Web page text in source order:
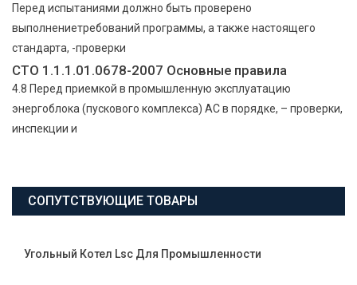
Перед испытаниями должно быть проверено
выполнениетребований программы, а также настоящего
стандарта, -проверки
СТО 1.1.1.01.0678-2007 Основные правила
4.8 Перед приемкой в промышленную эксплуатацию
энергоблока (пускового комплекса) АС в порядке, – проверки,
инспекции и
СОПУТСТВУЮЩИЕ ТОВАРЫ
Угольный Котел Lsc Для Промышленности